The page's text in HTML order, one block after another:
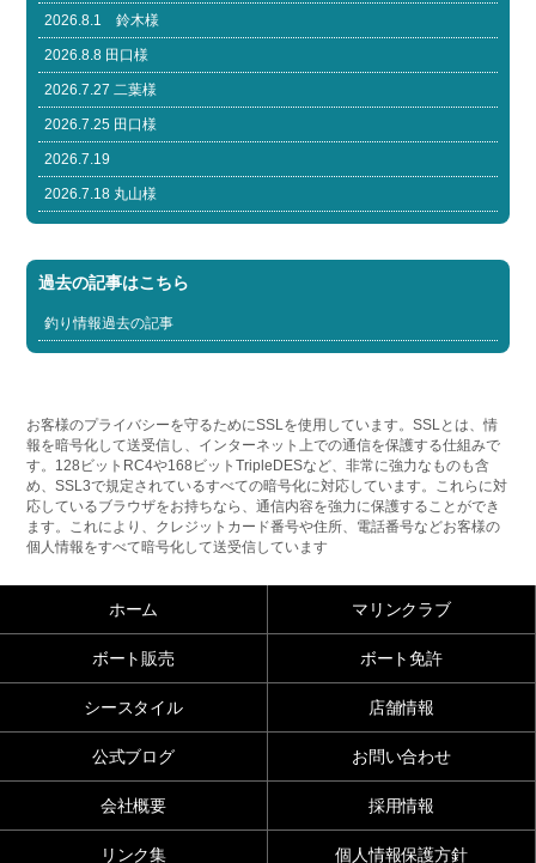
2026.8.1 鈴木様
2026.8.8 田口様
2026.7.27 二葉様
2026.7.25 田口様
2026.7.19
2026.7.18 丸山様
過去の記事はこちら
釣り情報過去の記事
お客様のプライバシーを守るためにSSLを使用しています。SSLとは、情
報を暗号化して送受信し、インターネット上での通信を保護する仕組みで
す。128ビットRC4や168ビットTripleDESなど、非常に強力なものも含
め、SSL3で規定されているすべての暗号化に対応しています。これらに対
応しているブラウザをお持ちなら、通信内容を強力に保護することができ
ます。これにより、クレジットカード番号や住所、電話番号などお客様の
個人情報をすべて暗号化して送受信しています
ホーム マリンクラブ
ボート販売 ボート免許
シースタイル 店舗情報
公式ブログ お問い合わせ
会社概要 採用情報
リンク集 個人情報保護方針